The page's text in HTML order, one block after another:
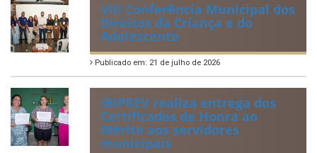
VIII Conferência Municipal dos
Direitos da Criança e do
Adolescente
Publicado em: 21 de julho de 2026
IBIPREV realiza entrega dos
Certificados de Honra ao
Mérito aos servidores
municipais